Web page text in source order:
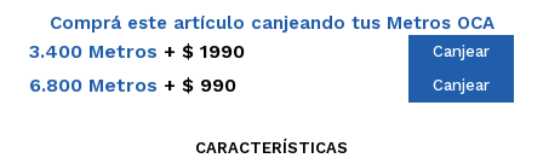
Comprá este artículo canjeando tus Metros OCA
3.400 Metros $ 1990 Canjear
6.800 Metros $ 990 Canjear
CARACTERÍSTICAS